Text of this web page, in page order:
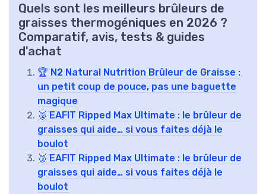
Quels sont les meilleurs brûleurs de
graisses thermogéniques en 2026 ?
Comparatif, avis, tests & guides
d'achat
🏆 N2 Natural Nutrition Brûleur de Graisse :
un petit coup de pouce, pas une baguette
magique
🥈 EAFIT Ripped Max Ultimate : le brûleur de
graisses qui aide… si vous faites déjà le
boulot
🥉 EAFIT Ripped Max Ultimate : le brûleur de
graisses qui aide… si vous faites déjà le
boulot